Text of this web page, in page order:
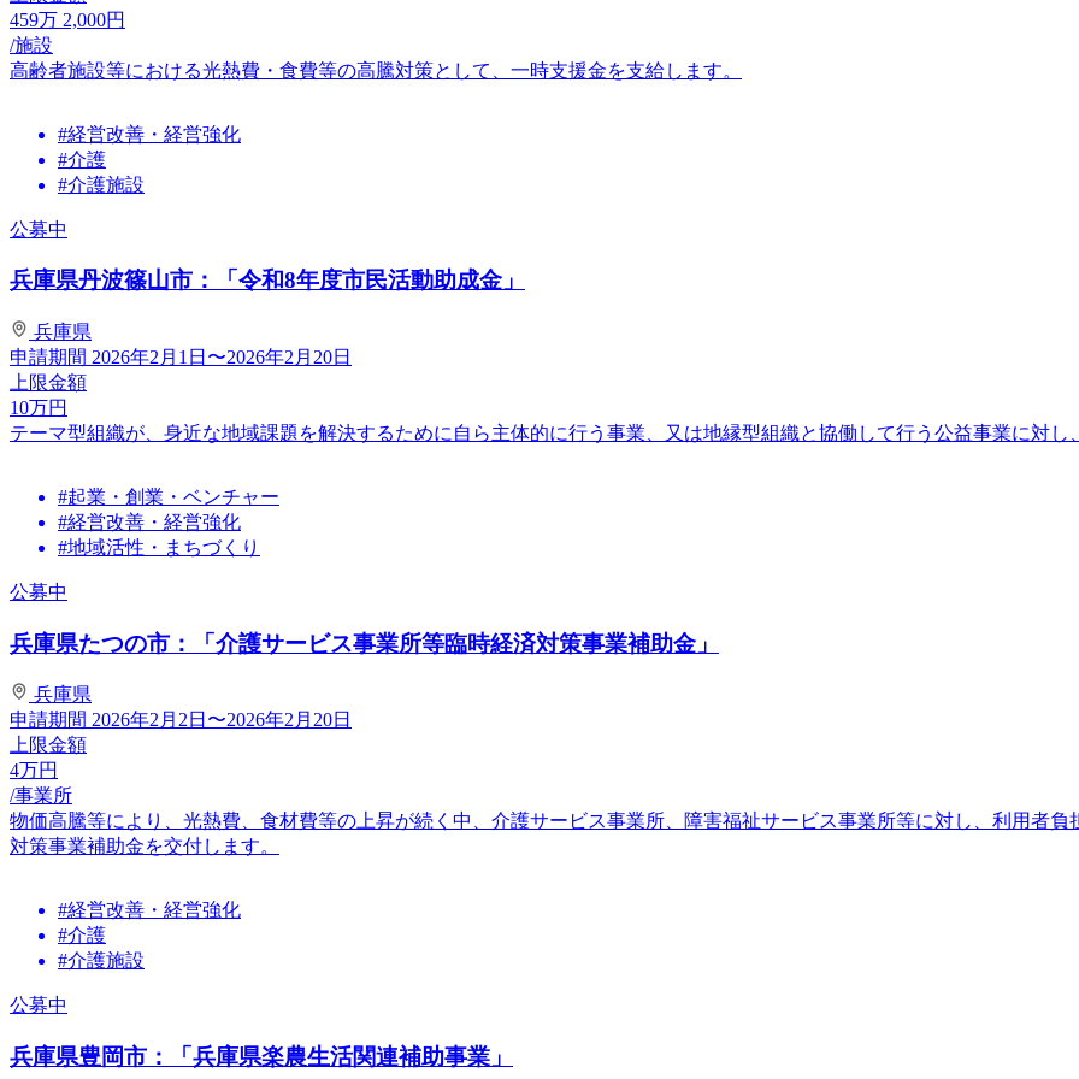
459万 2,000円
/施設
高齢者施設等における光熱費・食費等の高騰対策として、一時支援金を支給します。
#経営改善・経営強化
#介護
#介護施設
公募中
兵庫県丹波篠山市：「令和8年度市民活動助成金」
兵庫県
申請期間 2026年2月1日〜2026年2月20日
上限金額
10万円
テーマ型組織が、身近な地域課題を解決するために自ら主体的に行う事業、又は地縁型組織と協働して行う公益事業に対し
#起業・創業・ベンチャー
#経営改善・経営強化
#地域活性・まちづくり
公募中
兵庫県たつの市：「介護サービス事業所等臨時経済対策事業補助金」
兵庫県
申請期間 2026年2月2日〜2026年2月20日
上限金額
4万円
/事業所
物価高騰等により、光熱費、食材費等の上昇が続く中、介護サービス事業所、障害福祉サービス事業所等に対し、利用者
対策事業補助金を交付します。
#経営改善・経営強化
#介護
#介護施設
公募中
兵庫県豊岡市：「兵庫県楽農生活関連補助事業」